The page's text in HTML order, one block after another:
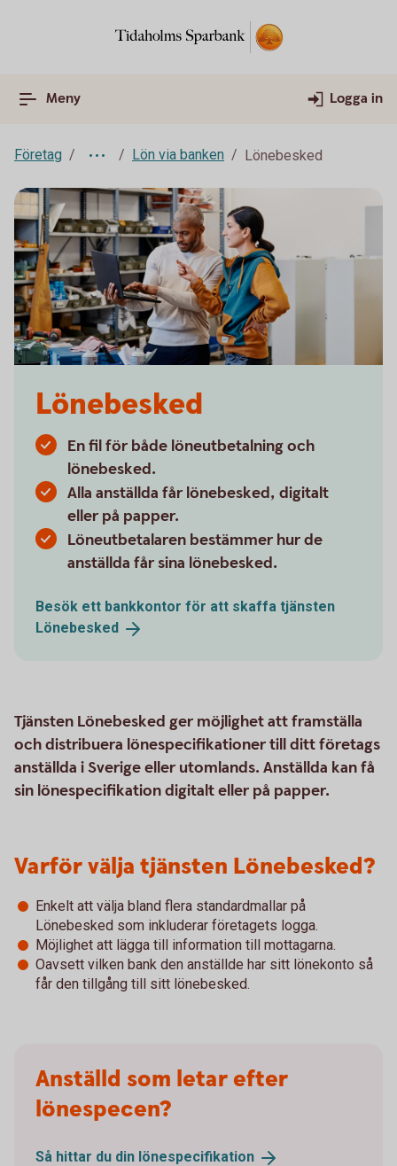
Meny Logga in
Företag Lön via banken Lönebesked
Lönebesked
En fil för både löneutbetalning och
lönebesked.
Alla anställda får lönebesked, digitalt
eller på papper.
Löneutbetalaren bestämmer hur de
anställda får sina lönebesked.
Besök ett bankkontor för att skaffa tjänsten
Lönebesked
Tjänsten Lönebesked ger möjlighet att framställa
och distribuera lönespecifikationer till ditt företags
anställda i Sverige eller utomlands. Anställda kan få
sin lönespecifikation digitalt eller på papper.
Varför välja tjänsten Lönebesked?
Enkelt att välja bland flera standardmallar på
Lönebesked som inkluderar företagets logga.
Möjlighet att lägga till information till mottagarna.
Oavsett vilken bank den anställde har sitt lönekonto så
får den tillgång till sitt lönebesked.
Anställd som letar efter
lönespecen?
Så hittar du din lönespecifikation